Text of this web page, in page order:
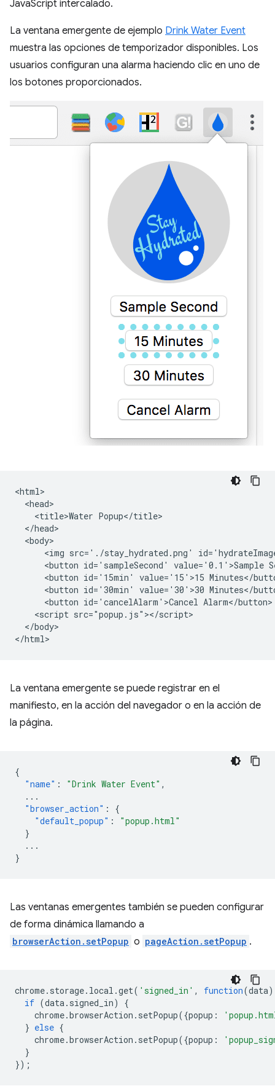
JavaScript intercalado.
La ventana emergente de ejemplo Drink Water Event
muestra las opciones de temporizador disponibles. Los
usuarios configuran una alarma haciendo clic en uno de
los botones proporcionados.
<html>
  <head>
    <title>Water Popup</title>
  </head>
  <body>
<img src='./stay_hydrated.png'
<button id='sampleSecond' value='0.1'>Sample
<button id='15min' value='15'>15 Minutes</
<button id='30min' value='30'>30 Minutes</
      <button id='cancelAlarm'>Cancel Alarm</button>
    <script src="popup.js"></script>
  </body>
La ventana emergente se puede registrar en el
manifiesto, en la acción del navegador o en la acción de
la página.
{
"name" : "Drink Water Event" ,
...
"browser_action" :
{
"default_popup" :
"popup.html"
}
...
}
Las ventanas emergentes también se pueden configurar
de forma dinámica llamando a
browserAction.setPopup o pageAction.setPopup .
chrome. storage. local .get( 'signed_in' , function(data)
if (data. signed_in)
{
chrome.browserAction . setPopup({popup :
} else {
chrome.browserAction . setPopup({popup :
}
});